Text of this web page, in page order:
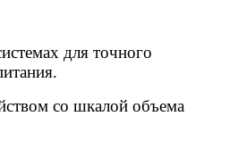
для точного
со шкалой объема